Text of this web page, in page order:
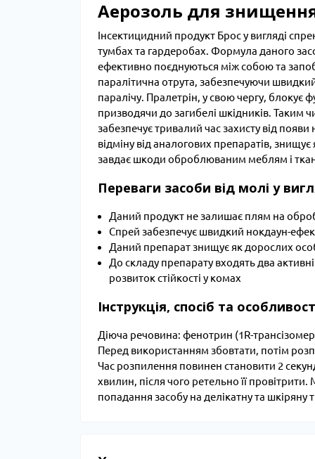
Аерозоль для
Інсектицидний продукт Брос у вигляді
тумбах та гардеробах. Формула даного
ефективно поєднуються між собою та
паралітична отрута, забезпечуючи
паралічу. Пралетрін, у свою чергу, блокує
призводячи до загибелі шкідників. Таким
забезпечує тривалий час захисту від
відміну від аналогових препаратів,
завдає шкоди оброблюваним меблям і
Переваги засоби від молі у
Даний продукт не залишає плям на
Спрей забезпечує швидкий нокдаун-
Даний препарат знищує як дорослих
До складу препарату входять два
розвиток стійкості у комах
Інструкція, спосіб та
Діюча речовина: фенотрин (1R-
Перед використанням збовтати, потім
Час розпилення повинен становити 2
хвилин, після чого ретельно її
попадання засобу на делікатну та шкіряну